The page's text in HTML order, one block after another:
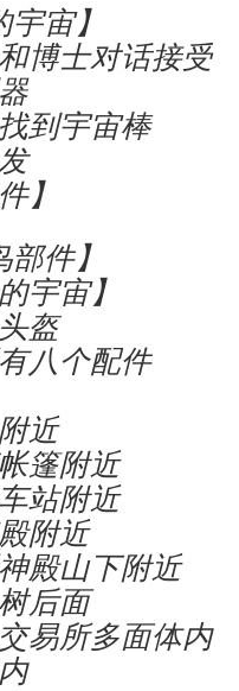
宙】
博士对话接受
到宇宙棒
】
件】
宇宙】
盔
八个配件
近
篷附近
站附近
附近
殿山下附近
后面
易所多面体内